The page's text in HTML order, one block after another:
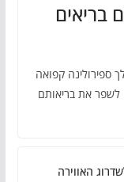
בריאים
ספירולינה קפואה
לשפר את בריאותם
האווירה